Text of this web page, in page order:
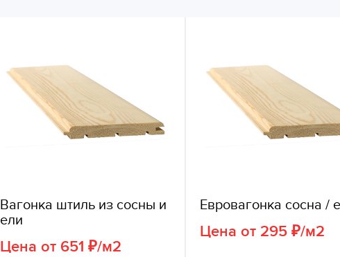
Вагонка штиль из сосны и
ели
Цена от 651 ₽/м2
Евровагонка сосна /
Цена от 295 ₽/м2